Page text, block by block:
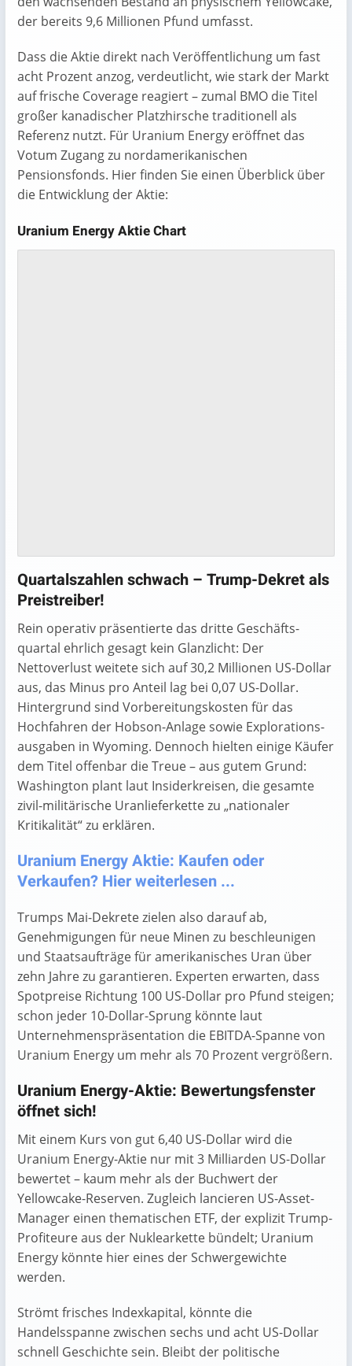
der bereits 9,6 Millionen Pfund umfasst.
Dass die Aktie direkt nach Veröffentlichung um fast
acht Prozent anzog, verdeutlicht, wie stark der Markt
auf frische Cover­age reagiert – zumal BMO die Titel
großer kanadischer Platzhirsche traditionell als
Referenz nutzt. Für Uranium Energy eröffnet das
Votum Zugang zu nordamerikanischen
Pensionsfonds. Hier finden Sie einen Überblick über
die Entwicklung der Aktie:
Uranium Energy Aktie Chart
Quartalszahlen schwach – Trump-Dekret als
Preistreiber!
Rein operativ präsentierte das dritte Geschäfts­
quartal ehrlich gesagt kein Glanzlicht: Der
Nettoverlust weitete sich auf 30,2 Millionen US-Dollar
aus, das Minus pro Anteil lag bei 0,07 US-Dollar.
Hintergrund sind Vorbereitungs­kosten für das
Hochfahren der Hobson-Anlage sowie Explorations­
ausgaben in Wyoming. Dennoch hielten einige Käufer
dem Titel offenbar die Treue – aus gutem Grund:
Washington plant laut Insider­kreisen, die gesamte
zivil-militärische Uranlieferkette zu „nationaler
Kritikalität“ zu erklären.
Uranium Energy Aktie: Kaufen oder
Verkaufen? Hier weiterlesen ...
Trumps Mai-Dekrete zielen also darauf ab,
Genehmigungen für neue Minen zu beschleunigen
und Staatsaufträge für amerikanisches Uran über
zehn Jahre zu garantieren. Experten erwarten, dass
Spotpreise Richtung 100 US-Dollar pro Pfund steigen;
schon jeder 10-Dollar-Sprung könnte laut
Unternehmens­präsentation die EBITDA-Spanne von
Uranium Energy um mehr als 70 Prozent vergrößern.
Uranium Energy-Aktie: Bewertungsfenster
öffnet sich!
Mit einem Kurs von gut 6,40 US-Dollar wird die
Uranium Energy-Aktie nur mit 3 Milliarden US-Dollar
bewertet – kaum mehr als der Buchwert der
Yellowcake-Reserven. Zugleich lancieren US-Asset-
Manager einen thematischen ETF, der explizit Trump-
Profiteure aus der Nuklear­kette bündelt; Uranium
Energy könnte hier eines der Schwergewichte
werden.
Strömt frisches Indexkapital, könnte die
Handelsspanne zwischen sechs und acht US-Dollar
schnell Geschichte sein. Bleibt der politische